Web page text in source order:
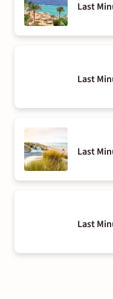
Last
Last
Last
Last